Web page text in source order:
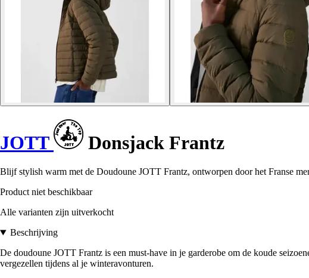
JOTT Donsjack Frantz
Blijf stylish warm met de Doudoune JOTT Frantz, ontworpen door het Franse
Product niet beschikbaar
Alle varianten zijn uitverkocht
Beschrijving
De doudoune JOTT Frantz is een must-have in je garderobe om de koude
vergezellen tijdens al je winteravonturen.